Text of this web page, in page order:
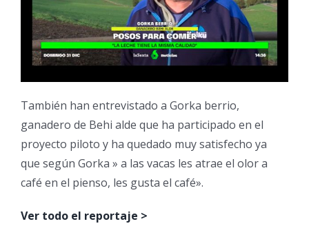
También han entrevistado a Gorka berrio,
ganadero de Behi alde que ha participado en el
proyecto piloto y ha quedado muy satisfecho ya
que según Gorka » a las vacas les atrae el olor a
café en el pienso, les gusta el café».
Ver todo el reportaje >